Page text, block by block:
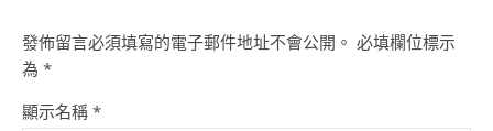
發佈留言必須填寫的電子郵件地址不會公開。 必填欄位標示
為 *
顯示名稱 *